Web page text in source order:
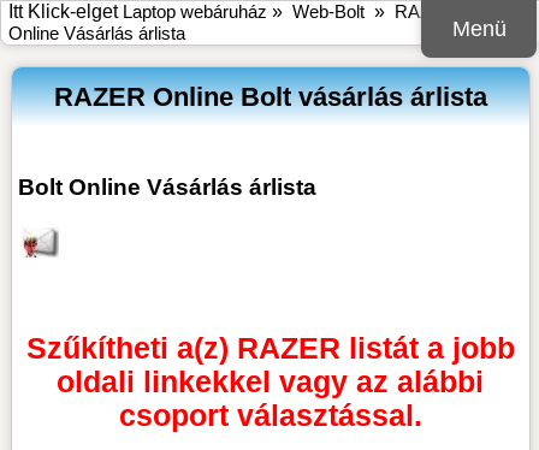
Menü
Itt Klick-elget Laptop webáruház » Web-Bolt » RAZER Bolt
Online Vásárlás árlista
RAZER Online Bolt vásárlás árlista
Bolt Online Vásárlás árlista
Szűkítheti a(z) RAZER listát a jobb
oldali linkekkel vagy az alábbi
csoport választással.